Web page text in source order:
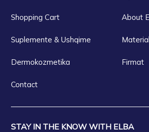
Shopping Cart About
Suplemente & Ushqime
Dermokozmetika Firmat
Contact
STAY IN THE KNOW WITH ELBA